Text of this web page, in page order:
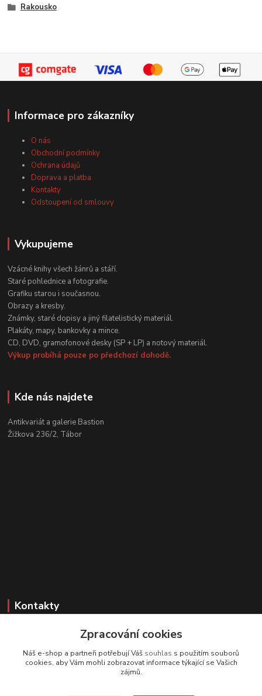
Rakousko
Informace pro zákazníky
O nás
Obchodní podmínky
Ochrana údajů
Doprava a platba
Kontakty
Odstoupení od smlouvy
Vykupujeme
Vzácné knihy všech žánrů a stáří.
Staré pohlednice a fotografie.
Grafiku starou i současnou.
Obrazy a kresby.
Známky, staré dopisy a jiný filatelistický materiál.
Plakáty, mapy, bankovky a mince.
CD, DVD, gramofonové desky (SP + LP) a notový materiál.
Výkup probíhá pouze po předchozí dohodě.
Kde nás najdete
Antikvariát a galerie Bastion
Žižkova 236/2, Tábor
Kontakty
Zákaznická podpora
+420 608 331 344
(Po-Pá, 11-17 hod.; So, 9-12 hod.)
Zpracování cookies
Náš e-shop a partneři potřebují Váš souhlas s použitím souborů
cookies, aby Vám mohli zobrazovat informace týkající se Vašich
zájmů.